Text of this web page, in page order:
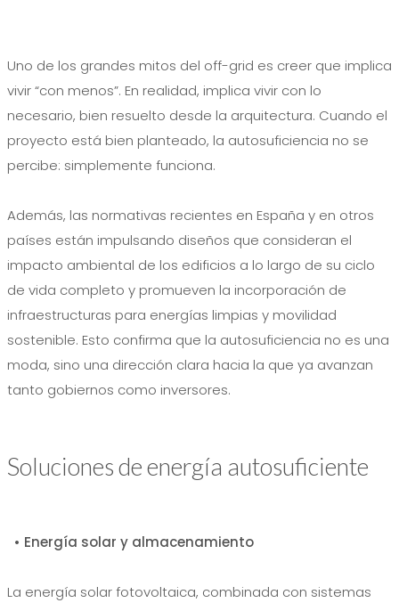
Uno de los grandes mitos del off-grid es creer que implica
vivir “con menos”. En realidad, implica vivir con lo
necesario, bien resuelto desde la arquitectura. Cuando el
proyecto está bien planteado, la autosuficiencia no se
percibe: simplemente funciona.
Además, las normativas recientes en España y en otros
países están impulsando diseños que consideran el
impacto ambiental de los edificios a lo largo de su ciclo
de vida completo y promueven la incorporación de
infraestructuras para energías limpias y movilidad
sostenible. Esto confirma que la autosuficiencia no es una
moda, sino una dirección clara hacia la que ya avanzan
tanto gobiernos como inversores.
Soluciones de energía autosuficiente
• Energía solar y almacenamiento
La energía solar fotovoltaica, combinada con sistemas